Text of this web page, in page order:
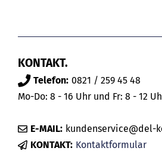
KONTAKT.
Telefon: 0821 / 259 45 48
Mo-Do: 8 - 16 Uhr und Fr: 8 - 12
E-MAIL: kundenservice@del-
KONTAKT: Kontaktformular